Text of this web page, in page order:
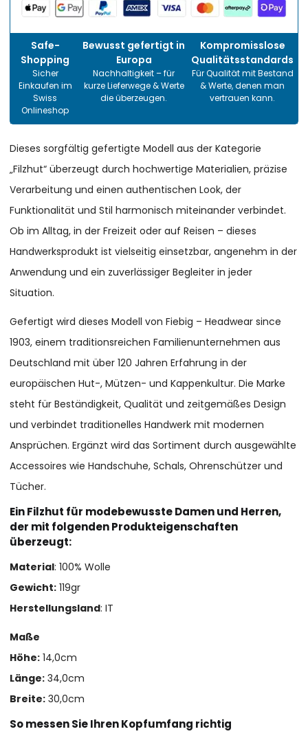
Safe-
Shopping
Sicher
Einkaufen im
Swiss
Onlineshop
Bewusst gefertigt in
Europa
Nachhaltigkeit – für
kurze Lieferwege & Werte
die überzeugen.
Kompromisslose
Qualitätsstandards
Für Qualität mit Bestand
& Werte, denen man
vertrauen kann.
Dieses sorgfältig gefertigte Modell aus der Kategorie
„Filzhut“ überzeugt durch hochwertige Materialien, präzise
Verarbeitung und einen authentischen Look, der
Funktionalität und Stil harmonisch miteinander verbindet.
Ob im Alltag, in der Freizeit oder auf Reisen – dieses
Handwerksprodukt ist vielseitig einsetzbar, angenehm in der
Anwendung und ein zuverlässiger Begleiter in jeder
Situation.
Gefertigt wird dieses Modell von Fiebig – Headwear since
1903, einem traditionsreichen Familienunternehmen aus
Deutschland mit über 120 Jahren Erfahrung in der
europäischen Hut-, Mützen- und Kappenkultur. Die Marke
steht für Beständigkeit, Qualität und zeitgemäßes Design
und verbindet traditionelles Handwerk mit modernen
Ansprüchen. Ergänzt wird das Sortiment durch ausgewählte
Accessoires wie Handschuhe, Schals, Ohrenschützer und
Tücher.
Ein Filzhut für modebewusste Damen und Herren,
der mit folgenden Produkteigenschaften
überzeugt:
Material: 100% Wolle
Gewicht: 119gr
Herstellungsland: IT
Maße
Höhe: 14,0cm
Länge: 34,0cm
Breite: 30,0cm
So messen Sie Ihren Kopfumfang richtig